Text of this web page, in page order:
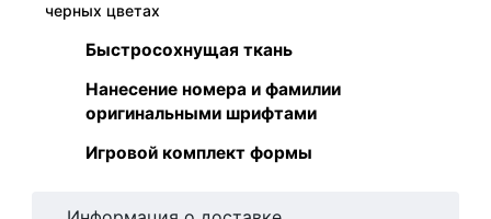
черных цветах
Быстросохнущая ткань
Нанесение номера и фамилии
оригинальными шрифтами
Игровой комплект формы